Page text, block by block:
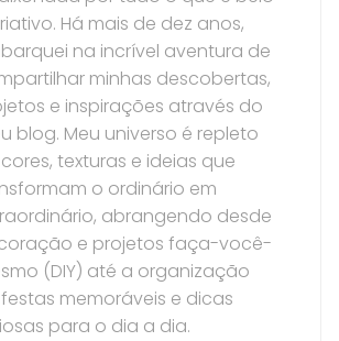
Há mais de dez anos,
na incrível aventura de
minhas descobertas,
e inspirações através do
blog. Meu universo é repleto
texturas e ideias que
o ordinário em
abrangendo desde
e projetos faça-você-
(DIY) até a organização
memoráveis e dicas
para o dia a dia.